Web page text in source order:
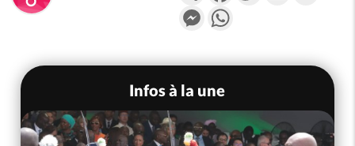
Messenger
Infos à la une